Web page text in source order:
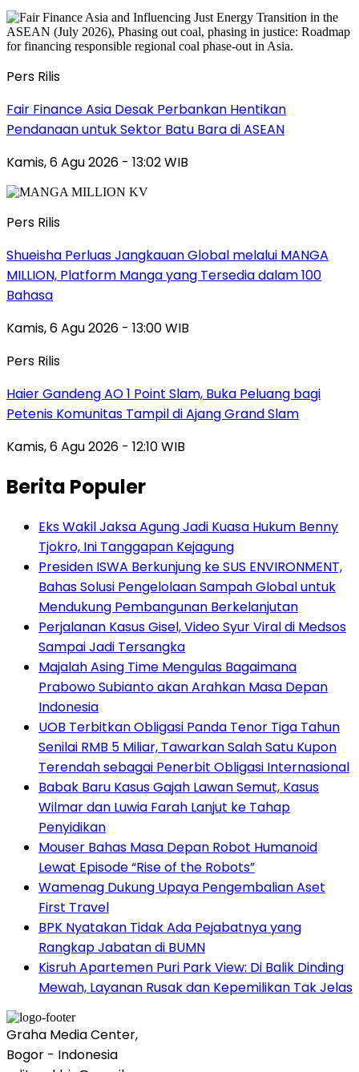
Pers Rilis
Fair Finance Asia Desak Perbankan Hentikan
Pendanaan untuk Sektor Batu Bara di ASEAN
Kamis, 6 Agu 2026 - 13:02 WIB
Pers Rilis
Shueisha Perluas Jangkauan Global melalui MANGA
MILLION, Platform Manga yang Tersedia dalam 100
Bahasa
Kamis, 6 Agu 2026 - 13:00 WIB
Pers Rilis
Haier Gandeng AO 1 Point Slam, Buka Peluang bagi
Petenis Komunitas Tampil di Ajang Grand Slam
Kamis, 6 Agu 2026 - 12:10 WIB
Berita Populer
Eks Wakil Jaksa Agung Jadi Kuasa Hukum Benny
Tjokro, Ini Tanggapan Kejagung
Presiden ISWA Berkunjung ke SUS ENVIRONMENT,
Bahas Solusi Pengelolaan Sampah Global untuk
Mendukung Pembangunan Berkelanjutan
Perjalanan Kasus Gisel, Video Syur Viral di Medsos
Sampai Jadi Tersangka
Majalah Asing Time Mengulas Bagaimana
Prabowo Subianto akan Arahkan Masa Depan
Indonesia
UOB Terbitkan Obligasi Panda Tenor Tiga Tahun
Senilai RMB 5 Miliar, Tawarkan Salah Satu Kupon
Terendah sebagai Penerbit Obligasi Internasional
Babak Baru Kasus Gajah Lawan Semut, Kasus
Wilmar dan Luwia Farah Lanjut ke Tahap
Penyidikan
Mouser Bahas Masa Depan Robot Humanoid
Lewat Episode “Rise of the Robots”
Wamenag Dukung Upaya Pengembalian Aset
First Travel
BPK Nyatakan Tidak Ada Pejabatnya yang
Rangkap Jabatan di BUMN
Kisruh Apartemen Puri Park View: Di Balik Dinding
Mewah, Layanan Rusak dan Kepemilikan Tak Jelas
Graha Media Center,
Bogor - Indonesia